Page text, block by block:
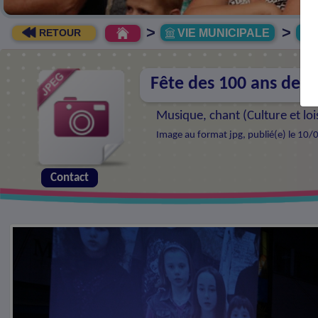
RETOUR > VIE MUNICIPALE >
Fête des 100 ans de
Musique, chant (Culture et
Image au format jpg, publié(e) le
Contact